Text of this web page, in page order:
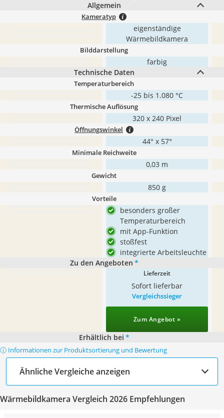
Allgemein
Kameratyp
eigenständige
Wärmebildkamera
Bilddarstellung
farbig
Technische Daten
Temperaturbereich
-25 bis 1.080 °C
Thermische Auflösung
320 x 240 Pixel
Öffnungswinkel
44° x 57°
Minimale Reichweite
0,03 m
Gewicht
850 g
Vorteile
besonders großer
Temperaturbereich
mit App-Funktion
stoßfest
integrierte Arbeitsleuchte
Zu den Angeboten *
Lieferzeit
Sofort lieferbar
Vergleichssieger
Zum Angebot »
Erhältlich bei *
ⓘ Informationen zur Produktsortierung und Bewertung
Ähnliche Vergleiche anzeigen
Wärmebildkamera Vergleich 2026 Empfehlungen